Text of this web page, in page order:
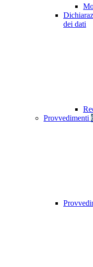
dei dati
Provvedimenti